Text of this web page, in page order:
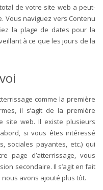
de votre site web a peut-
Vous naviguez vers Contenu
la plage de dates pour la
à ce que les jours de la
comme la première
il s’agit de la première
site web. Il existe plusieurs
si vous êtes intéressé
sociales payantes, etc.) qui
page d’atterrissage, vous
secondaire. Il s’agit en fait
avons ajouté plus tôt.